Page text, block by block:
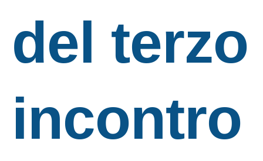
del terzo
incontro